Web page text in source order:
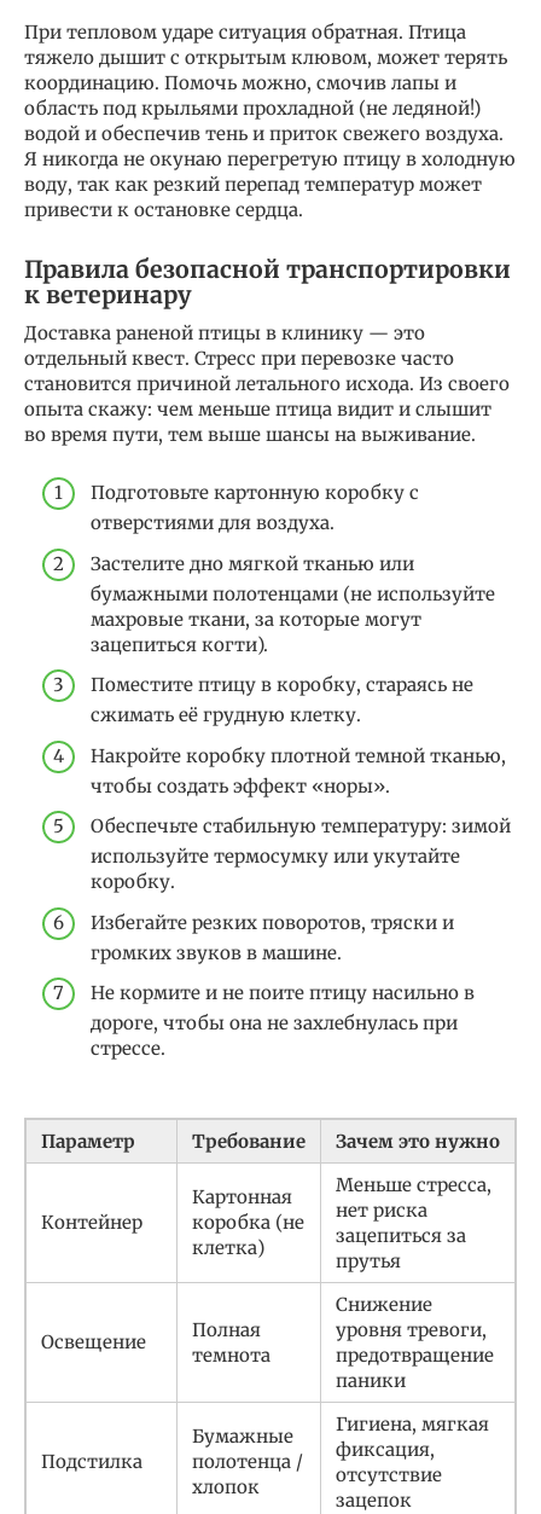
При тепловом ударе ситуация обратная. Птица
тяжело дышит с открытым клювом, может терять
координацию. Помочь можно, смочив лапы и
область под крыльями прохладной (не ледяной!)
водой и обеспечив тень и приток свежего воздуха.
Я никогда не окунаю перегретую птицу в холодную
воду, так как резкий перепад температур может
привести к остановке сердца.
Правила безопасной транспортировки
к ветеринару
Доставка раненой птицы в клинику — это
отдельный квест. Стресс при перевозке часто
становится причиной летального исхода. Из своего
опыта скажу: чем меньше птица видит и слышит
во время пути, тем выше шансы на выживание.
Подготовьте картонную коробку с
отверстиями для воздуха.
Застелите дно мягкой тканью или
бумажными полотенцами (не используйте
махровые ткани, за которые могут
зацепиться когти).
Поместите птицу в коробку, стараясь не
сжимать её грудную клетку.
Накройте коробку плотной темной тканью,
чтобы создать эффект «норы».
Обеспечьте стабильную температуру: зимой
используйте термосумку или укутайте
коробку.
Избегайте резких поворотов, тряски и
громких звуков в машине.
Не кормите и не поите птицу насильно в
дороге, чтобы она не захлебнулась при
стрессе.
Параметр Требование Зачем это нужно
Контейнер
Картонная
коробка (не
клетка)
Меньше стресса,
нет риска
зацепиться за
прутья
Освещение
Полная
темнота
Снижение
уровня тревоги,
предотвращение
паники
Подстилка
Бумажные
полотенца /
хлопок
Гигиена, мягкая
фиксация,
отсутствие
зацепок